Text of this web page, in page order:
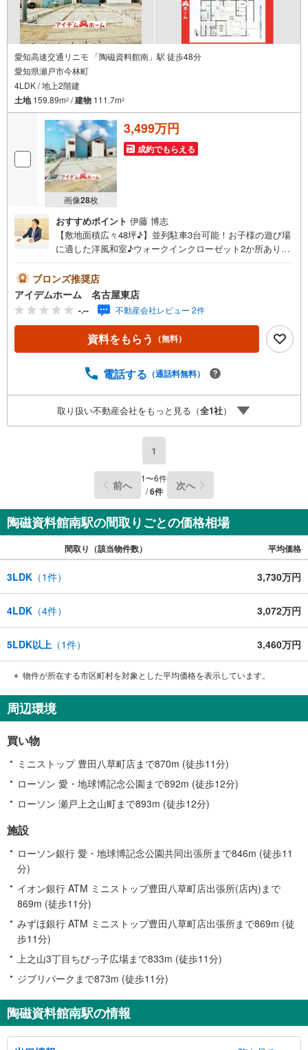
■愛知環状鉄道線「山口」駅 徒歩14分（約1070m）
■幡山東小学校:徒歩19分（約1460m）
■幡山中学校 :徒歩22分（約1720m）
＜自己資金0円でも大丈夫！＞
*水曜日も営業しております！
*今から見たい！聞きたい！にスピード対応！
*自己資金なしでも購入出来ます！
*自営業の方・買い替えの方など資金計画でご不安な方もおまかせくださ
弊社HPにて物件のルームツアーMOVIEを公開中!!
写真だけでは伝わらない物件の魅力をたっぷりご紹介しております♪
さらに店内には豊富な物件資料や発売予定物件等ございます☆
愛知高速交通リニモ 「陶磁資料館南」駅 徒歩48分
愛知県瀬戸市今林町
4LDK / 地上2階建
土地159.89m2 /建物 111.7m2
画像28枚
3,499万円
成約でもらえる
おすすめポイント 伊藤 博志
【敷地面積広々48坪♪】並列駐車3台可能！お子様の遊び場
に適した洋風和室♪ウォークインクローゼット2か所あり♪2
待ちしております☆＼瀬戸市今林町☆全3棟【2号棟】/当日
のご来店・ご見学、大歓迎♪【安心】耐震等級3取得、長期
優良住宅【品質】設計住宅性能評価書、建設住宅性能評価
書【充実】駐車3台、WIC、4LDK、洋風和室■愛知環状鉄道
線「山口」駅 徒歩14分（約1070m）■幡山東小学校:徒歩19
分（約1460m）■幡山中学校 :徒歩22分（約1720m）＜自
から見たい！聞きたい！にスピード対応！*自己資金なしで
でご不安な方もおまかせください！弊社HPにて物件のルー
ムツアーMOVIEを公開中!!写真だけでは伝わらない物件の
魅力をたっぷりご紹介しております♪さらに店内には豊富
な物件資料や発売予定物件等ございます☆
ブロンズ推奨店
アイデムホーム 名古屋東店
-.-- 不動産会社レビュー 2件
資料をもらう （無料）
電話する （通話料無料）
取り扱い不動産会社をもっと見る（全1社）
1
前へ 1〜6件
/6件 次へ
陶磁資料館南駅の間取りごとの価格相場
間取り（該当物件数） 平均価格
3LDK （1件） 3,730万円
4LDK （4件） 3,072万円
5LDK以上 （1件） 3,460万円
物件が所在する市区町村を対象とした平均価格を表示しています。
周辺環境
買い物
ミニストップ 豊田八草町店まで870m (徒歩11分)
ローソン 愛・地球博記念公園まで892m (徒歩12分)
ローソン 瀬戸上之山町まで893m (徒歩12分)
施設
ローソン銀行 愛・地球博記念公園共同出張所まで846m (徒歩11
分)
イオン銀行 ATM ミニストップ豊田八草町店出張所(店内)まで
869m (徒歩11分)
みずほ銀行 ATM ミニストップ豊田八草町店出張所まで869m (徒
歩11分)
上之山3丁目ちびっ子広場まで833m (徒歩11分)
ジブリパークまで873m (徒歩11分)
陶磁資料館南駅の情報